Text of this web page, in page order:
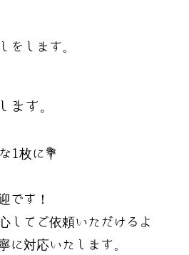
をします。
ます。
1枚に💐
です！
してご依頼いただけるよ
に対応いたします。